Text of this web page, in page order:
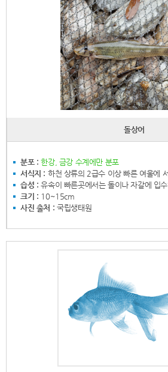
돌상어
분포 : 한강, 금강 수계에만 분포
서식지 : 하천 상류의 2급수 이상 빠른 여울에
습성 : 유속이 빠른곳에서는 돌이나 자갈에 입
크기 : 10~15cm
사진 출처 : 국립생태원